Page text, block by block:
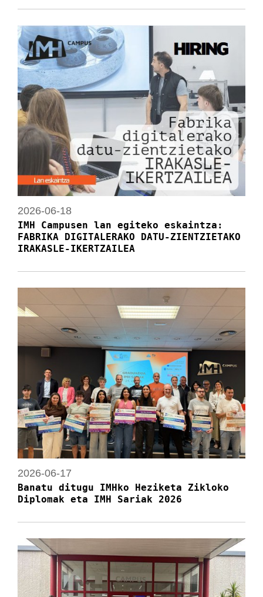
2026-06-18
IMH Campusen lan egiteko eskaintza:
FABRIKA DIGITALERAKO DATU-ZIENTZIETAKO
IRAKASLE-IKERTZAILEA
2026-06-17
Banatu ditugu IMHko Heziketa Zikloko
Diplomak eta IMH Sariak 2026